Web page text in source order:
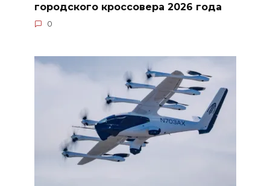
городского кроссовера 2026 года
0